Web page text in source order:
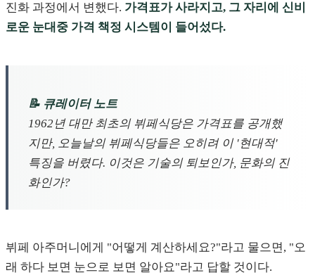
진화 과정에서 변했다. 가격표가 사라지고, 그 자리에 신비
로운 눈대중 가격 책정 시스템이 들어섰다.
📝 큐레이터 노트
1962년 대만 최초의 뷔페식당은 가격표를 공개했
지만, 오늘날의 뷔페식당들은 오히려 이 '현대적'
특징을 버렸다. 이것은 기술의 퇴보인가, 문화의 진
화인가?
뷔페 아주머니에게 "어떻게 계산하세요?"라고 물으면, "오
래 하다 보면 눈으로 보면 알아요"라고 답할 것이다.